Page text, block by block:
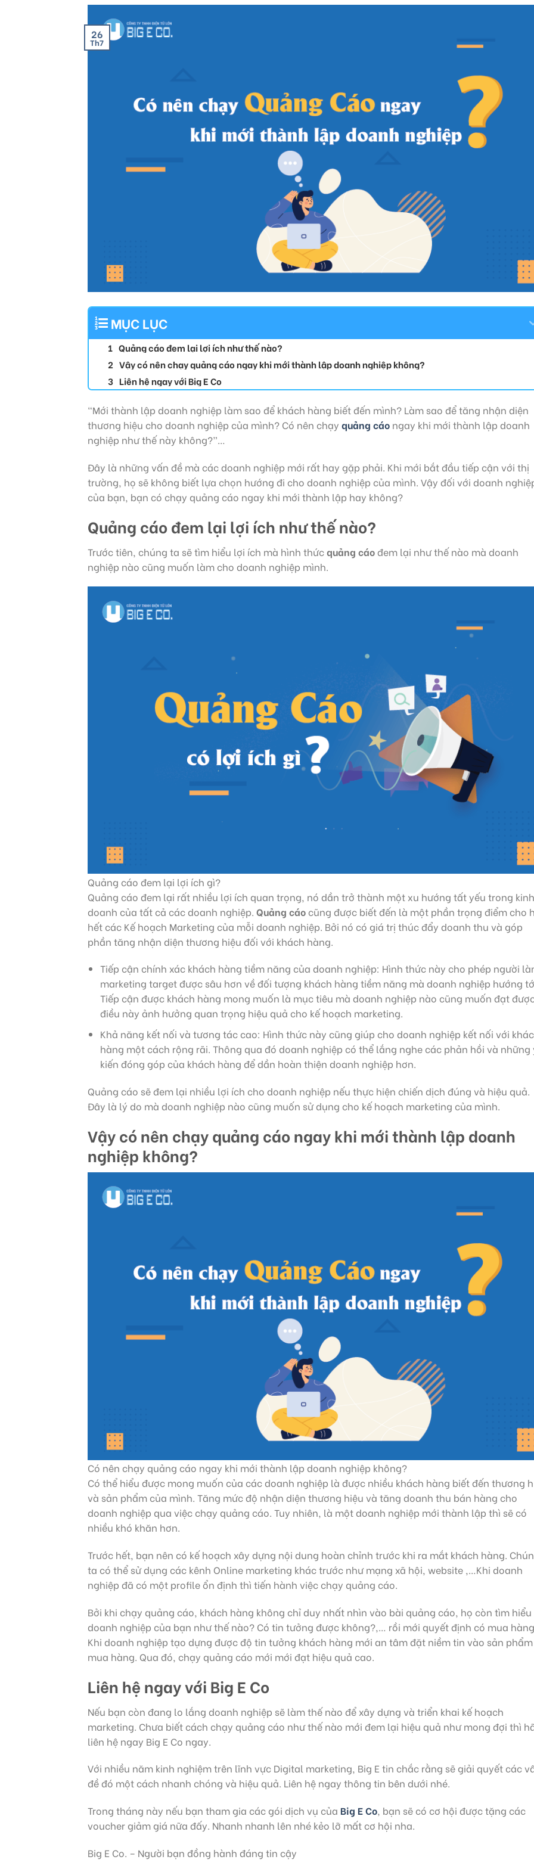
26
Th7
MỤC LỤC
Quảng cáo đem lại lợi ích như thế nào?
Vậy có nên chạy quảng cáo ngay khi mới thành lập doanh nghiệp không?
Liên hệ ngay với Big E Co
“Mới thành lập doanh nghiệp làm sao để khách hàng biết đến mình? Làm sao để tăng nhận diện
thương hiệu cho doanh nghiệp của mình? Có nên chạy quảng cáo ngay khi mới thành lập doanh
nghiệp như thế này không?”…
Đây là những vấn đề mà các doanh nghiệp mới rất hay gặp phải. Khi mới bắt đầu tiếp cận với thị
trường, họ sẽ không biết lựa chọn hướng đi cho doanh nghiệp của mình. Vậy đối với doanh
của bạn, bạn có chạy quảng cáo ngay khi mới thành lập hay không?
Quảng cáo đem lại lợi ích như thế nào?
Trước tiên, chúng ta sẽ tìm hiểu lợi ích mà hình thứcquảng cáođem lại như thế nào mà doanh
nghiệp nào cũng muốn làm cho doanh nghiệp mình.
Quảng cáo đem lại lợi ích gì?
Quảng cáo đem lại rất nhiều lợi ích quan trọng, nó dần trở thành một xu hướng tất yếu trong kinh
doanh của tất cả các doanh nghiệp. Quảng cáo cũng được biết đến là một phần trọng điểm cho
hết các Kế hoạch Marketing của mỗi doanh nghiệp. Bởi nó có giá trị thúc đẩy doanh thu và góp
phần tăng nhận diện thương hiệu đối với khách hàng.
Tiếp cận chính xác khách hàng tiềm năng của doanh nghiệp: Hình thức này cho phép người
marketing target được sâu hơn về đối tượng khách hàng tiềm năng mà doanh nghiệp hướng
Tiếp cận được khách hàng mong muốn là mục tiêu mà doanh nghiệp nào cũng muốn đạt
điều này ảnh hưởng quan trọng hiệu quả cho kế hoạch marketing.
Khả năng kết nối và tương tác cao: Hình thức này cũng giúp cho doanh nghiệp kết nối với
hàng một cách rộng rãi. Thông qua đó doanh nghiệp có thể lắng nghe các phản hồi và những
kiến đóng góp của khách hàng để dần hoàn thiện doanh nghiệp hơn.
Quảng cáo sẽ đem lại nhiều lợi ích cho doanh nghiệp nếu thực hiện chiến dịch đúng và hiệu quả.
Đây là lý do mà doanh nghiệp nào cũng muốn sử dụng cho kế hoạch marketing của mình.
Vậy có nên chạy quảng cáo ngay khi mới thành lập doanh
nghiệp không?
Có nên chạy quảng cáo ngay khi mới thành lập doanh nghiệp không?
Có thể hiểu được mong muốn của các doanh nghiệp là được nhiều khách hàng biết đến thương
và sản phẩm của mình. Tăng mức độ nhận diện thương hiệu và tăng doanh thu bán hàng cho
doanh nghiệp qua việc chạy quảng cáo. Tuy nhiên, là một doanh nghiệp mới thành lập thì sẽ có
nhiều khó khăn hơn.
Trước hết, bạn nên có kế hoạch xây dựng nội dung hoàn chỉnh trước khi ra mắt khách hàng.
ta có thể sử dụng các kênh Online marketing khác trước như mạng xã hội, website ,…Khi doanh
nghiệp đã có một profile ổn định thì tiến hành việc chạy quảng cáo.
Bởi khi chạy quảng cáo, khách hàng không chỉ duy nhất nhìn vào bài quảng cáo, họ còn tìm hiểu
doanh nghiệp của bạn như thế nào? Có tin tưởng được không?,… rồi mới quyết định có mua
Khi doanh nghiệp tạo dựng được độ tin tưởng khách hàng mới an tâm đặt niềm tin vào sản
mua hàng. Qua đó, chạy quảng cáo mới mới đạt hiệu quả cao.
Liên hệ ngay với Big E Co
Nếu bạn còn đang lo lắng doanh nghiệp sẽ làm thế nào để xây dựng và triển khai kế hoạch
marketing. Chưa biết cách chạy quảng cáo như thế nào mới đem lại hiệu quả như mong đợi thì
liên hệ ngay Big E Co ngay.
Với nhiều năm kinh nghiệm trên lĩnh vực Digital marketing, Big E tin chắc rằng sẽ giải quyết các
đề đó một cách nhanh chóng và hiệu quả. Liên hệ ngay thông tin bên dưới nhé.
Trong tháng này nếu bạn tham gia các gói dịch vụ của Big E Co, bạn sẽ có cơ hội được tặng các
voucher giảm giá nữa đấy. Nhanh nhanh lên nhé kẻo lỡ mất cơ hội nha.
Big E Co. – Người bạn đồng hành đáng tin cậy